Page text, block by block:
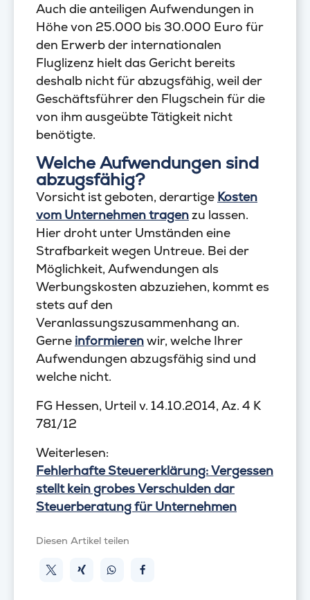
Auch die anteiligen Aufwendungen in
Höhe von 25.000 bis 30.000 Euro für
den Erwerb der internationalen
Fluglizenz hielt das Gericht bereits
deshalb nicht für abzugsfähig, weil der
Geschäftsführer den Flugschein für die
von ihm ausgeübte Tätigkeit nicht
benötigte.
Welche Aufwendungen sind
abzugsfähig?
Vorsicht ist geboten, derartige Kosten
vom Unternehmen tragenzu lassen.
Hier droht unter Umständen eine
Strafbarkeit wegen Untreue. Bei der
Möglichkeit, Aufwendungen als
Werbungskosten abzuziehen, kommt es
stets auf den
Veranlassungszusammenhang an.
Gerne informierenwir, welche Ihrer
Aufwendungen abzugsfähig sind und
welche nicht.
FG Hessen, Urteil v. 14.10.2014, Az. 4 K
781/12
Weiterlesen:
Fehlerhafte Steuererklärung: Vergessen
stellt kein grobes Verschulden dar
Steuerberatung für Unternehmen
Diesen Artikel teilen